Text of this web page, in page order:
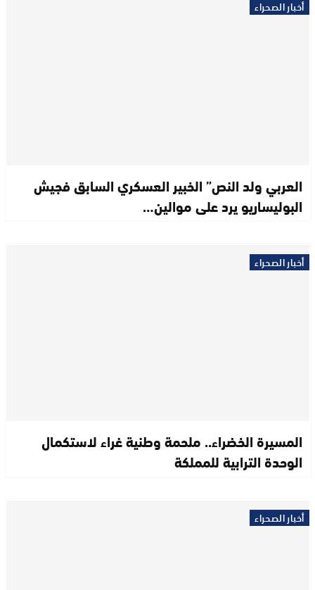
أخبار الصحراء
العربي ولد النص” الخبير العسكري السابق فجيش
البوليساريو يرد على موالين…
أخبار الصحراء
المسيرة الخضراء.. ملحمة وطنية غراء لاستكمال
الوحدة الترابية للمملكة
أخبار الصحراء